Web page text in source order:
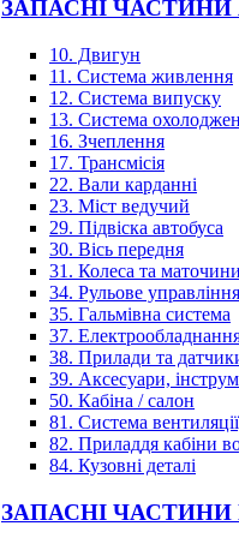
ЗАПАСНІ ЧАСТИНИ
10. Двигун
11. Система живлення
12. Система випуску
13. Система
16. Зчеплення
17. Трансмісія
22. Вали карданні
23. Міст ведучий
29. Підвіска автобуса
30. Вісь передня
31. Колеса та маточини
34. Рульове управління
35. Гальмівна система
37.
38. Прилади та
39. Аксесуари,
50. Кабіна / салон
81. Система
82. Приладдя кабіни
84. Кузовні деталі
ЗАПАСНІ ЧАСТИНИ